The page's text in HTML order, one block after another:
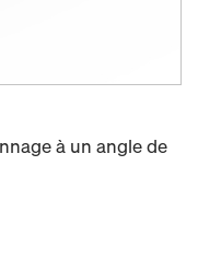
à un angle de